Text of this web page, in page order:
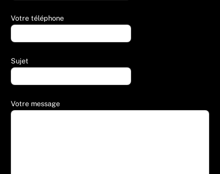
Votre téléphone
Sujet
Votre message